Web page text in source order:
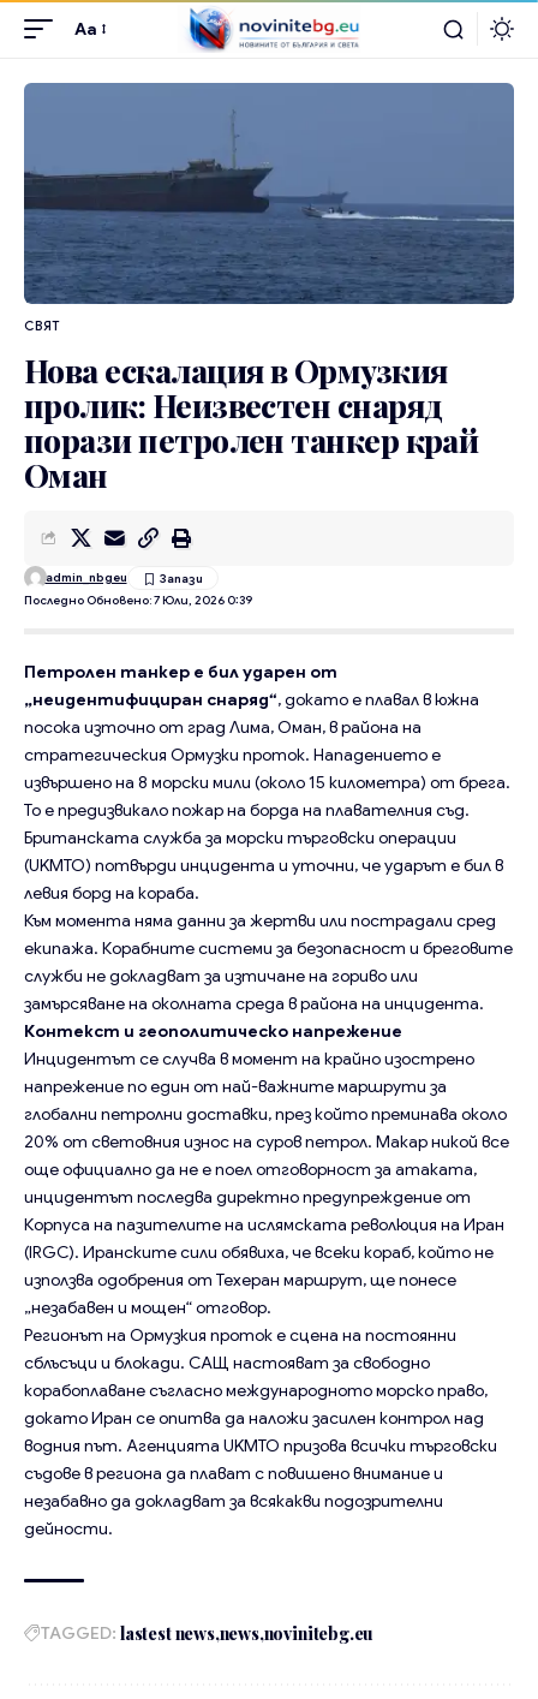
Aa
СВЯТ
Нова ескалация в Ормузкия
пролик: Неизвестен снаряд
порази петролен танкер край
Оман
Последно Обновено: 7 Юли, 2026 0:39
admin_nbgeu
Петролен танкер е бил ударен от
„неидентифициран снаряд“, докато е плавал в южна
посока източно от град Лима, Оман, в района на
стратегическия Ормузки проток. Нападението е
извършено на 8 морски мили (около 15 километра) от брега.
То е предизвикало пожар на борда на плавателния съд.
Британската служба за морски търговски операции
(UKMTO) потвърди инцидента и уточни, че ударът е бил в
левия борд на кораба.
Към момента няма данни за жертви или пострадали сред
екипажа. Корабните системи за безопасност и бреговите
служби не докладват за изтичане на гориво или
замърсяване на околната среда в района на инцидента.
Контекст и геополитическо напрежение
Инцидентът се случва в момент на крайно изострено
напрежение по един от най-важните маршрути за
глобални петролни доставки, през който преминава около
20% от световния износ на суров петрол. Макар никой все
още официално да не е поел отговорност за атаката,
инцидентът последва директно предупреждение от
Корпуса на пазителите на ислямската революция на Иран
(IRGC). Иранските сили обявиха, че всеки кораб, който не
използва одобрения от Техеран маршрут, ще понесе
„незабавен и мощен“ отговор.
Регионът на Ормузкия проток е сцена на постоянни
сблъсъци и блокади. САЩ настояват за свободно
корабоплаване съгласно международното морско право,
докато Иран се опитва да наложи засилен контрол над
водния път. Агенцията UKMTO призова всички търговски
съдове в региона да плават с повишено внимание и
незабавно да докладват за всякакви подозрителни
дейности.
TAGGED: lastest news news novinitebg.eu